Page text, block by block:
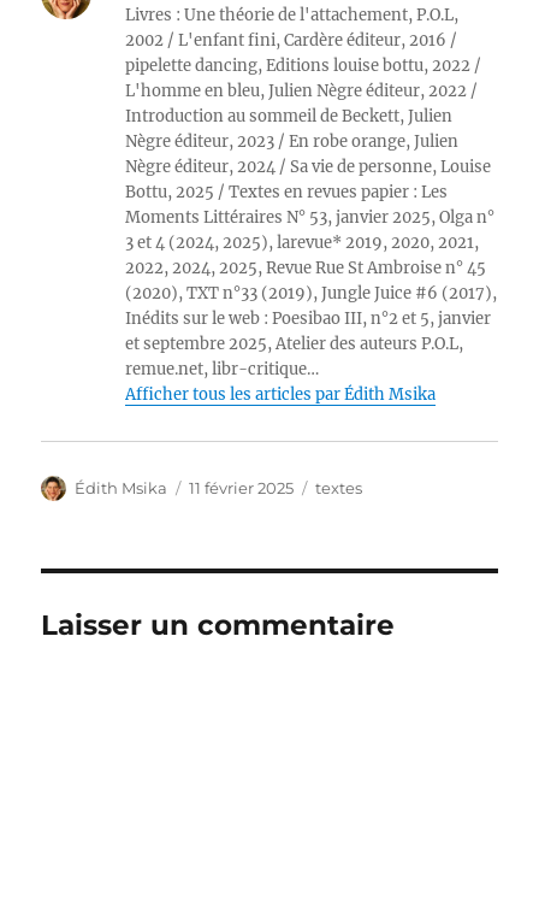
Livres : Une théorie de l'attachement, P.O.L,
2002 / L'enfant fini, Cardère éditeur, 2016 /
pipelette dancing, Editions louise bottu, 2022 /
L'homme en bleu, Julien Nègre éditeur, 2022 /
Introduction au sommeil de Beckett, Julien
Nègre éditeur, 2023 / En robe orange, Julien
Nègre éditeur, 2024 / Sa vie de personne, Louise
Bottu, 2025 / Textes en revues papier : Les
Moments Littéraires N° 53, janvier 2025, Olga n°
3 et 4 (2024, 2025), larevue* 2019, 2020, 2021,
2022, 2024, 2025, Revue Rue St Ambroise n° 45
(2020), TXT n°33 (2019), Jungle Juice #6 (2017),
Inédits sur le web : Poesibao III, n°2 et 5, janvier
et septembre 2025, Atelier des auteurs P.O.L,
remue.net, libr-critique…
Afficher tous les articles par Édith Msika
Auteur
Édith Msika
Publié
11 février 2025 Catégories
textes
Laisser un commentaire